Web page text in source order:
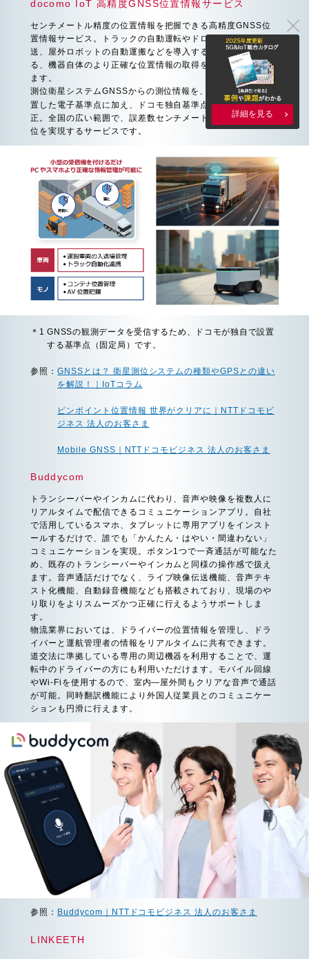
docomo IoT 高精度GNSS位置情報サービス
センチメートル精度の位置情報を把握できる高精度GNSS位
置情報サービス。トラックの自動運転やドローンを用いた配
送、屋外ロボットの自動運搬などを導入する上で必須とな
る、機器自体のより正確な位置情報の取得を可能にしてくれ
ます。
測位衛星システムGNSSからの測位情報を、国土地理院が設
置した電子基準点に加え、ドコモ独自基準点
を活用して補
正。全国の広い範囲で、誤差数センチメートルの安定した測
位を実現するサービスです。
＊1 GNSSの観測データを受信するため、ドコモが独自で設置
する基準点（固定局）です。
参照：GNSSとは？ 衛星測位システムの種類やGPSとの違い
を解説！｜IoTコラム
ピンポイント位置情報 世界がクリアに｜NTTドコモビ
ジネス 法人のお客さま
Mobile GNSS｜NTTドコモビジネス 法人のお客さま
Buddycom
トランシーバーやインカムに代わり、音声や映像を複数人に
リアルタイムで配信できるコミュニケーションアプリ。自社
で活用しているスマホ、タブレットに専用アプリをインスト
ールするだけで、誰でも「かんたん・はやい・間違わない」
コミュニケーションを実現。ボタン1つで一斉通話が可能なた
め、既存のトランシーバーやインカムと同様の操作感で扱え
ます。音声通話だけでなく、ライブ映像伝送機能、音声テキ
スト化機能、自動録音機能なども搭載されており、現場のや
り取りをよりスムーズかつ正確に行えるようサポートしま
す。
物流業界においては、ドライバーの位置情報を管理し、ドラ
イバーと運航管理者の情報をリアルタイムに共有できます。
道交法に準拠している専用の周辺機器を利用することで、運
転中のドライバーの方にも利用いただけます。モバイル回線
やWi-Fiを使用するので、室内―屋外間もクリアな音声で通話
が可能。同時翻訳機能により外国人従業員とのコミュニケー
ションも円滑に行えます。
参照： Buddycom｜NTTドコモビジネス 法人のお客さま
LINKEETH
詳細を見る